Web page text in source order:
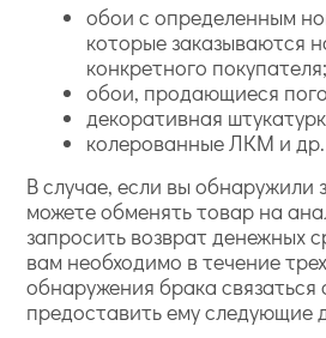
обои с определенным
которые заказываются
конкретного покупателя;
обои, продающиеся
декоративная
колерованные ЛКМ и др.
В случае, если вы обнаружили
можете обменять товар на
запросить возврат денежных
вам необходимо в течение
обнаружения брака
предоставить ему следующие